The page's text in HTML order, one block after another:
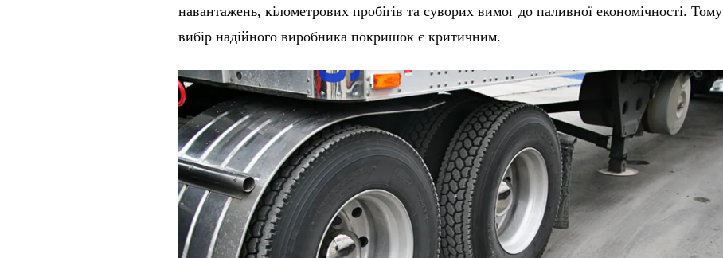
навантажень, кілометрових пробігів та суворих вимог до паливної економічності. Тому
вибір надійного виробника покришок є критичним.